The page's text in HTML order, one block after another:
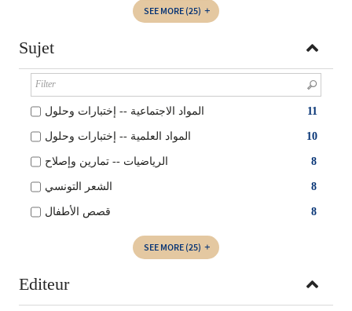
SEE MORE (25)
Sujet
11 المواد الاجتماعية -- إختبارات وحلول
10 المواد العلمية -- إختبارات وحلول
8 الرياضيات -- تمارين وإصلاح
8 الشعر التونسي
8 قصص الأطفال
SEE MORE (25)
Editeur